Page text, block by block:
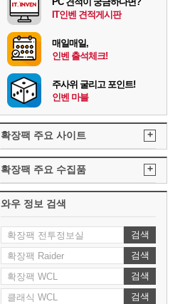
IT인벤 견적게시판
매일매일,
인벤 출석체크!
주사위 굴리고 포인트!
인벤 마블
확장팩 주요 사이트 +
확장팩 주요 수집품 +
와우 정보 검색
검색
검색
검색
검색